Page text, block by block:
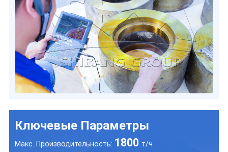
Ключевые Параметры
Макс. Производительность: 1800 т/ч